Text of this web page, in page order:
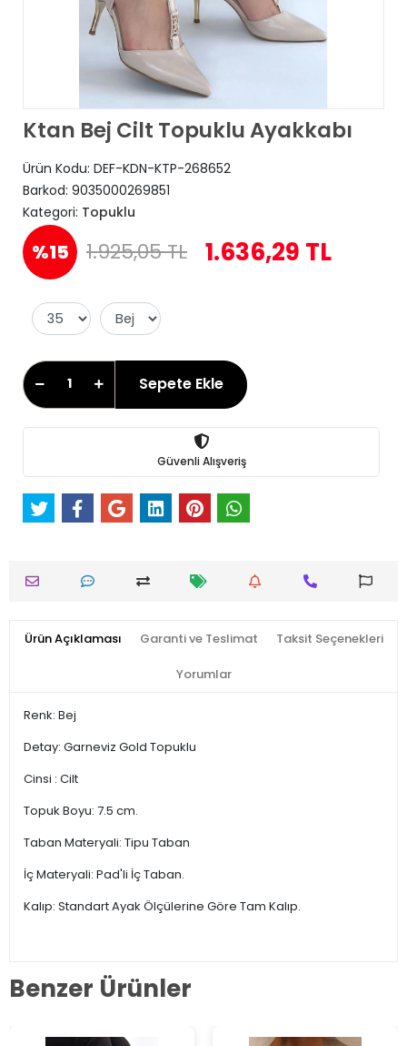
Ktan Bej Cilt Topuklu Ayakkabı
Ürün Kodu: DEF-KDN-KTP-268652
Barkod: 9035000269851
Kategori: Topuklu
%15 1.925,05 TL 1.636,29 TL
Sepete Ekle
Güvenli Alışveriş
Ürün Açıklaması Garanti ve Teslimat Taksit Seçenekleri
Yorumlar
Renk: Bej
Detay: Garneviz Gold Topuklu
Cinsi : Cilt
Topuk Boyu: 7.5 cm.
Taban Materyali: Tipu Taban
İç Materyali: Pad'li İç Taban.
Kalıp: Standart Ayak Ölçülerine Göre Tam Kalıp.
Benzer Ürünler